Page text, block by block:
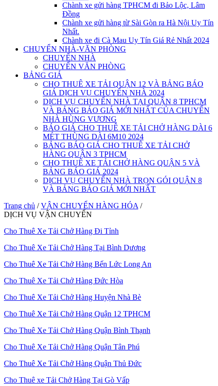
Chành xe gửi hàng TPHCM đi Bảo Lộc, Lâm
Đồng
Chành xe gửi hàng từ Sài Gòn ra Hà Nội Uy Tín
Nhất.
Chành xe đi Cà Mau Uy Tín Giá Rẻ Nhất 2024
CHUYỂN NHÀ-VĂN PHÒNG
CHUYỂN NHÀ
CHUYỂN VĂN PHÒNG
BẢNG GIÁ
CHO THUÊ XE TẢI QUẬN 12 VÀ BẢNG BÁO
GIÁ DỊCH VỤ CHUYỂN NHÀ 2024
DỊCH VỤ CHUYỂN NHÀ TẠI QUẬN 8 TPHCM
VÀ BẢNG BÁO GIÁ MỚI NHẤT CỦA CHUYỂN
NHÀ HÙNG VƯƠNG
BÁO GIÁ CHO THUÊ XE TẢI CHỞ HÀNG DÀI 6
MÉT THÙNG DÀI 6M10 2024
BẢNG BÁO GIÁ CHO THUÊ XE TẢI CHỞ
HÀNG QUẬN 3 TPHCM
CHO THUÊ XE TẢI CHỞ HÀNG QUẬN 5 VÀ
BẢNG BÁO GIÁ 2024
DỊCH VỤ CHUYỂN NHÀ TRỌN GÓI QUẬN 8
VÀ BẢNG BÁO GIÁ MỚI NHẤT
Trang chủ / VẬN CHUYỂN HÀNG HÓA /
DỊCH VỤ VẬN CHUYỂN
Cho Thuê Xe Tải Chở Hàng Đi Tỉnh
Cho Thuê Xe Tải Chở Hàng Tại Bình Dương
Cho Thuê Xe Tải Chở Hàng Bến Lức Long An
Cho Thuê Xe Tải Chở Hàng Đức Hòa
Cho Thuê Xe Tải Chở Hàng Huyện Nhà Bè
Cho Thuê Xe Tải Chở Hàng Quận 12 TPHCM
Cho Thuê Xe Tải Chở Hàng Quận Bình Thạnh
Cho Thuê Xe Tải Chở Hàng Quận Tân Phú
Cho Thuê Xe Tải Chở Hàng Quận Thủ Đức
Cho Thuê xe Tải Chở Hàng Tại Gò Vấp